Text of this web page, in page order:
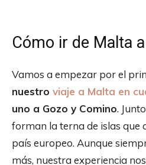
Cómo ir de Malta
Vamos a empezar por el
nuestro viaje a Malta en
uno a Gozo y Comino.
forman la terna de islas que
país europeo. Aunque
más, nuestra experiencia